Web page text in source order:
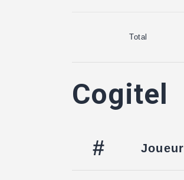
Total
Cogitel
# Joueur